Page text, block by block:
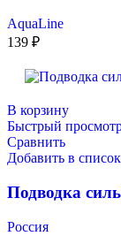
AquaLine
139 ₽
В корзину
Быстрый
Сравнить
Добавить в
Подводка
Россия